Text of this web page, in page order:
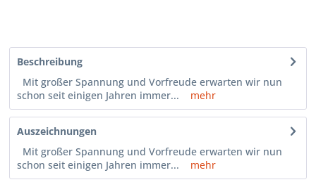
Beschreibung
Mit großer Spannung und Vorfreude erwarten wir nun
schon seit einigen Jahren immer...
mehr
Auszeichnungen
Mit großer Spannung und Vorfreude erwarten wir nun
schon seit einigen Jahren immer...
mehr